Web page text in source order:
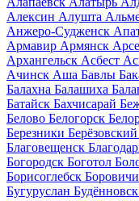
Алексин Алушта
Анжеро-Судженск
Армавир Армянск
Архангельск Асбест
Ачинск Аша Бавлы
Балахна Балашиха
Батайск Бахчисарай
Белово Белогорск
Березники Берёзовский
Благовещенск
Богородск Боготол
Борисоглебск Боровичи
Бугуруслан Будённовск